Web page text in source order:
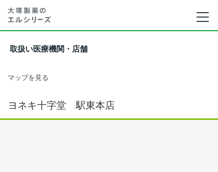
取扱い医療機関・店舗
マップを見る
ヨネキ十字堂 駅東本店